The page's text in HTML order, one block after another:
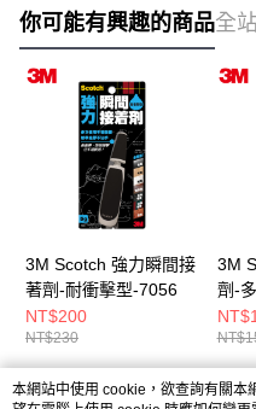
你可能有興趣的商品全
3M Scotch 強力瞬間接
著劑-耐衝擊型-7056
NT$200
NT$230
3M
劑-
本網站中使用 cookie，欲查詢有關本